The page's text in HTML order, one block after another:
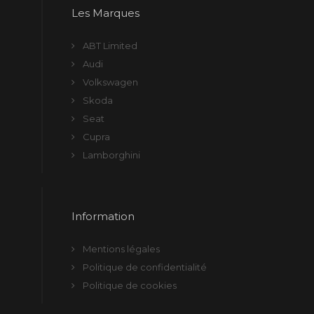
Les Marques
ABT Limited
Audi
Volkswagen
Skoda
Seat
Cupra
Lamborghini
Information
Mentions légales
Politique de confidentialité
Politique de cookies